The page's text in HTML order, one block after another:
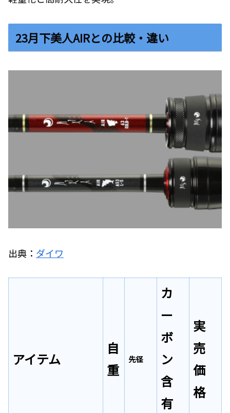
23月下美人AIRとの比較・違い
出典： ダイワ
アイテム
自
重
先径
カ
ー
ボ
ン
含
有
実
売
価
格